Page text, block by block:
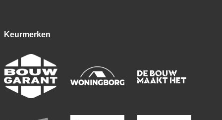
Keurmerken